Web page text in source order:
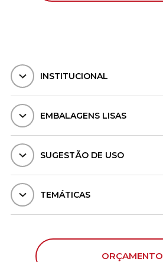
INSTITUCIONAL
EMBALAGENS LISAS
SUGESTÃO DE USO
TEMÁTICAS
ORÇAMENTO